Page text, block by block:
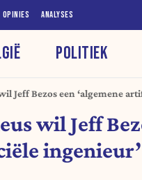
OPINIES ANALYSES
POLITIEK
Jeff Bezos een ‘algemene
wil Jeff
ingenieur’